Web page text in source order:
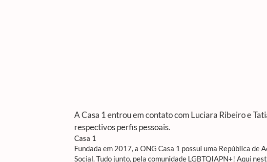
A Casa 1 entrou em contato com Luciara Ribeiro e
respectivos perfis pessoais.
Casa 1
Fundada em 2017, a ONG Casa 1 possui uma República de
Social. Tudo junto, pela comunidade LGBTQIAPN+! Aqui